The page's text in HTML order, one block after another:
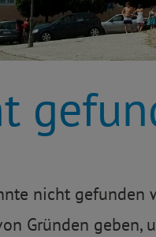
nicht gefunden
Gründen geben,